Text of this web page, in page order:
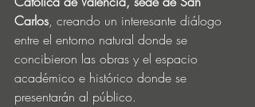
Carlos, creando un interesante diálogo
entre el entorno natural donde se
concibieron las obras y el espacio
académico e histórico donde se
presentarán al público.